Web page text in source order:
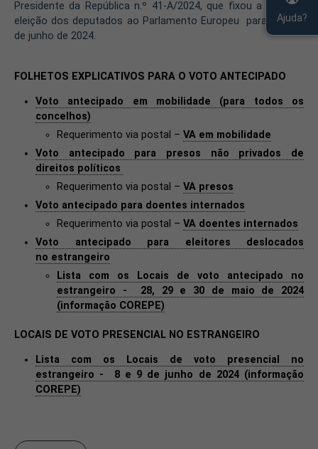
Ajuda?
Presidente da República n.º 41-A/2024, que fixou a data da
eleição dos deputados ao Parlamento Europeu para o dia 9
de junho de 2024.​
FOLHETOS EXPLICATIVOS PARA O VOTO ANTECIPADO
Voto antecipado em mobilidade (para todos os
concelhos)
​​​​​Requerimento via postal – VA em mobilidade
Voto antecipado para presos não privados de
direitos políticos
​​​Requerimento via postal – VA presos
Voto antecipado para doentes internados
​​​Requerimento via postal – VA doentes internados
Voto antecipado para eleitores deslocados
no estrangeiro
​Lista com os Locais de voto antecipado no
estrangeiro - 28, 29 e 30 de maio de 2024
(informação COREPE)
LOCAIS DE VOTO PRESENCIAL NO ESTRANGEIRO
Lista com os Locais de voto presencial no
estrangeiro - 8 e 9 de junho de 2024 (informação
COREPE)